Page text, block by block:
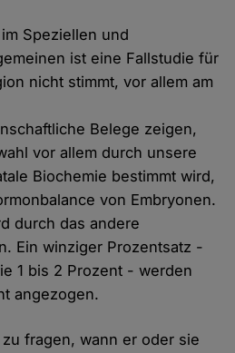
Speziellen und
ist eine Fallstudie für
nicht stimmt, vor allem am
Belege zeigen,
vor allem durch unsere
Biochemie bestimmt wird,
von Embryonen.
durch das andere
Ein winziger Prozentsatz -
1 bis 2 Prozent - werden
angezogen.
fragen, wann er oder sie